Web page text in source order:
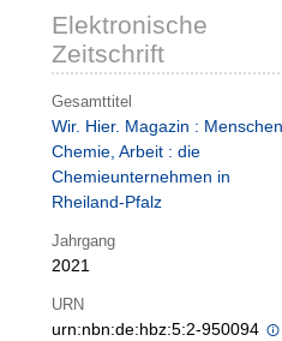
Elektronische
Zeitschrift
Gesamttitel
Wir. Hier. Magazin :
Chemie, Arbeit : die
Chemieunternehmen in
Rheiland-Pfalz
Jahrgang
2021
URN
urn:nbn:de:hbz:5:2-950094